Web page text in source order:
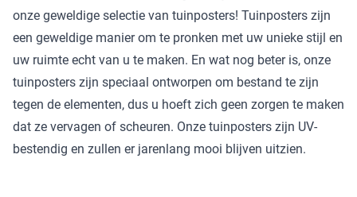
onze geweldige selectie van tuinposters! Tuinposters zijn
een geweldige manier om te pronken met uw unieke stijl en
uw ruimte echt van u te maken. En wat nog beter is, onze
tuinposters zijn speciaal ontworpen om bestand te zijn
tegen de elementen, dus u hoeft zich geen zorgen te maken
dat ze vervagen of scheuren. Onze tuinposters zijn UV-
bestendig en zullen er jarenlang mooi blijven uitzien.